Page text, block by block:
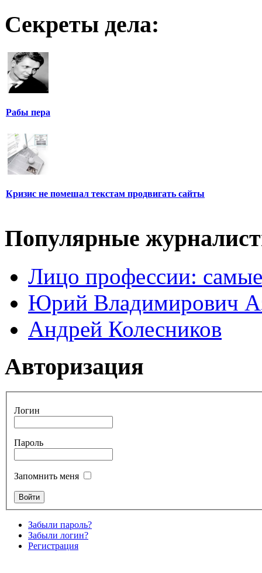
Секреты дела:
Рабы пера
Кризис не помешал текстам продвигать сайты
Популярные
Лицо профессии:
Юрий Владимирович
Андрей Колесников
Авторизация
Логин
Пароль
Запомнить меня
Забыли пароль?
Забыли логин?
Регистрация